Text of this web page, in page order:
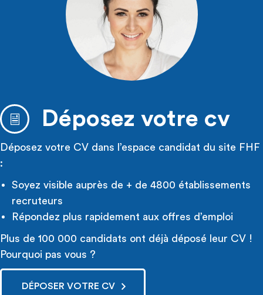
Déposez votre cv
Déposez votre CV dans l’espace candidat du site FHF
:
Soyez visible auprès de + de 4800 établissements
recruteurs
Répondez plus rapidement aux offres d’emploi
Plus de 100 000 candidats ont déjà déposé leur CV !
Pourquoi pas vous ?
DÉPOSER VOTRE CV